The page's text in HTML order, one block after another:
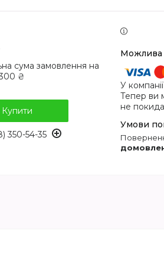
сума замовлення на
₴
Купити
350-54-35
У
Тепер ви
не